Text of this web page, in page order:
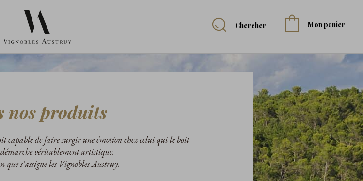
Mon panier
Chercher
nos produits
capable de faire surgir une émotion chez celui qui le boit
véritablement artistique.
que s'assigne les Vignobles Austruy.